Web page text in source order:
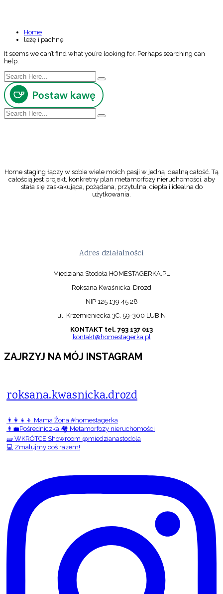
Home
leżę i pachnę
It seems we can’t find what you’re looking for. Perhaps searching can
help.
Home staging łączy w sobie wiele moich pasji w jedną idealną całość. Tą
całością jest projekt, konkretny plan metamorfozy nieruchomości, aby
stała się zaskakująca, pożądana, przytulna, ciepła i idealna do
użytkowania.
Adres działalności
Miedziana Stodoła HOMESTAGERKA.PL
Roksana Kwaśnicka-Drozd
NIP 125 139 45 28
ul. Krzemieniecka 3C, 59-300 LUBIN
KONTAKT tel. 793 137 013
kontakt@homestagerka.pl
ZAJRZYJ NA MÓJ INSTAGRAM
roksana.kwasnicka.drozd
👨‍👩‍👧‍👦 Mama Żona #homestagerka
👩‍💼Pośredniczka 🏘️ Metamorfozy nieruchomości
🧱 WKRÓTCE Showroom @miedzianastodola
💻 Zmalujmy coś razem!